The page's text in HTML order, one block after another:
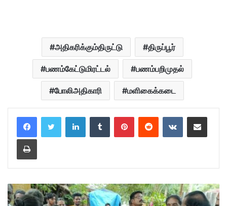
அதிகரிக்கும்திருட்டு திருப்பூர்
பணம்கேட்டுமிரட்டல் பணம்பறிமுதல்
போலிஅதிகாரி மளிகைக்கடை
LinkedInTumblr PinterestReddit VKontakteShare via Email
Print